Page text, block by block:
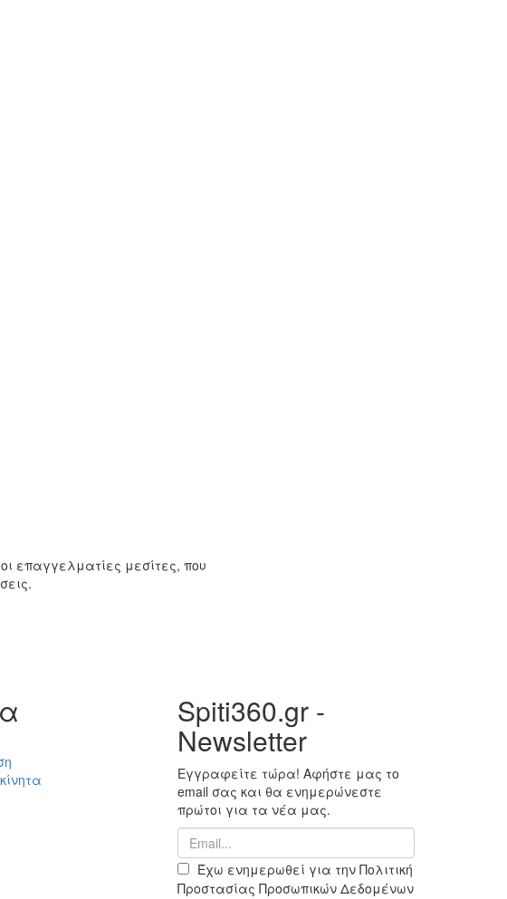
επαγγελματίες μεσίτες, που
Spiti360.gr -
Newsletter
Εγγραφείτε τώρα! Αφήστε μας το
email σας και θα ενημερώνεστε
πρώτοι για τα νέα μας.
Έχω ενημερωθεί για την Πολιτική
Προστασίας Προσωπικών Δεδομένων